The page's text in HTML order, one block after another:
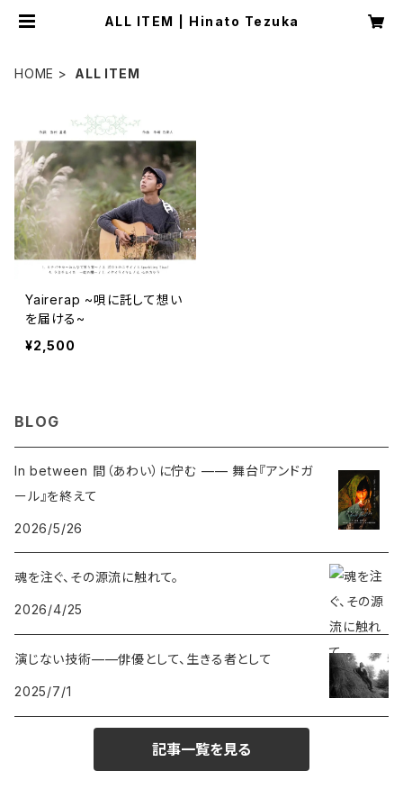
ALL ITEM | Hinato Tezuka
HOME ALL ITEM
Yairerap ~唄に託して想い
を届ける~
¥2,500
BLOG
In between 間（あわい）に佇む —— 舞台『アンドガ
ール』を終えて
2026/5/26
魂を注ぐ、その源流に触れて。
2026/4/25
演じない技術——俳優として、生きる者として
2025/7/1
記事一覧を見る